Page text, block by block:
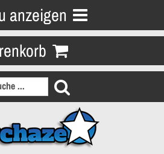
anzeigen